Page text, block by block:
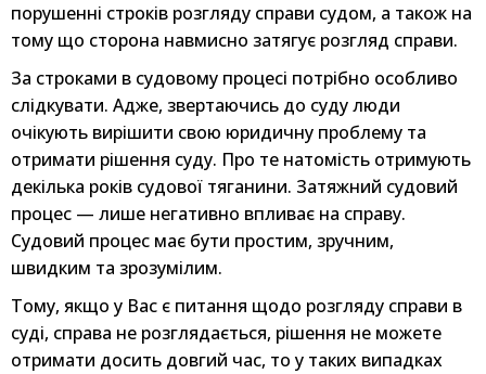
порушенні строків розгляду справи судом, а також на
тому що сторона навмисно затягує розгляд справи.
За строками в судовому процесі потрібно особливо
слідкувати. Адже, звертаючись до суду люди
очікують вирішити свою юридичну проблему та
отримати рішення суду. Про те натомість отримують
декілька років судової тяганини. Затяжний судовий
процес — лише негативно впливає на справу.
Судовий процес має бути простим, зручним,
швидким та зрозумілим.
Тому, якщо у Вас є питання щодо розгляду справи в
суді, справа не розглядається, рішення не можете
отримати досить довгий час, то у таких випадках